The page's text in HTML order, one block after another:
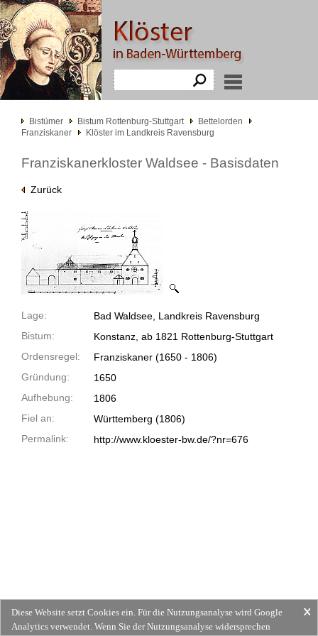
Bistümer Bistum Rottenburg-Stuttgart
Bettelorden
Franziskaner
Klöster im Landkreis Ravensburg
Franziskanerkloster Waldsee - Basisdaten
Zurück
Lage:
Bad Waldsee, Landkreis Ravensburg
Bistum:
Konstanz, ab 1821 Rottenburg-Stuttgart
Ordensregel:
Franziskaner (1650 - 1806)
Gründung:
1650
Aufhebung:
1806
Fiel an:
Württemberg (1806)
Permalink:
http://www.kloester-bw.de/?nr=676
Diese Website setzt Cookies ein. Für die Nutzungsanalyse wird Google
Analytics verwendet. Wenn Sie der Nutzungsanalyse widersprechen